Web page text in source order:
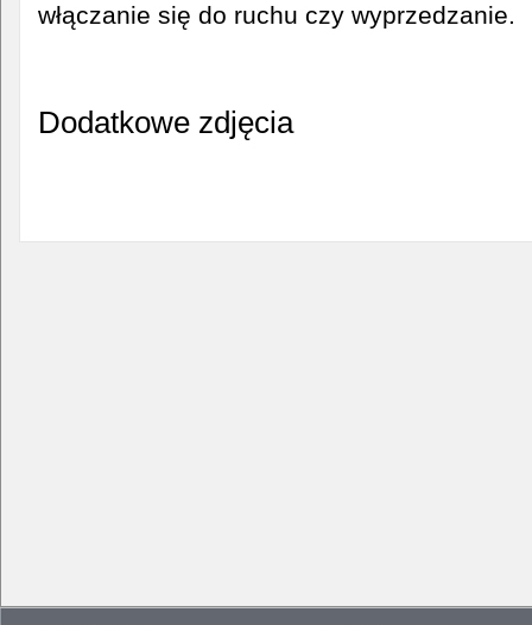
włączanie się do ruchu czy wyprzedzanie.
Dodatkowe zdjęcia